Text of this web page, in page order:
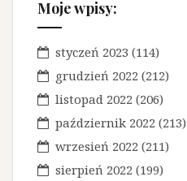
Moje wpisy:
styczeń 2023 (114)
grudzień 2022 (212)
listopad 2022 (206)
październik 2022 (213)
wrzesień 2022 (211)
sierpień 2022 (199)